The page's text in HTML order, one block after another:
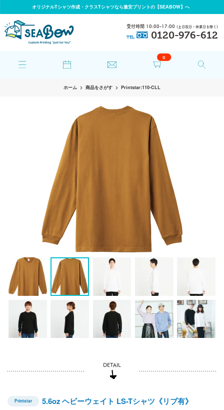
オリジナルTシャツ作成・クラスTシャツなら激安プリントの【SEABOW】へ
0
受付時間 10:00-17:00 (土日祝日・休業日を除く)
TEL 0120-976-612
ホーム 商品をさがす Printstar:110-CLL
Printstar 5.6oz ヘビーウェイト LS-Tシャツ《リブ有》